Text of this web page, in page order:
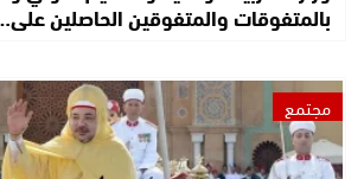
بالمتفوقات والمتفوقين الحاصلين
مجتمع